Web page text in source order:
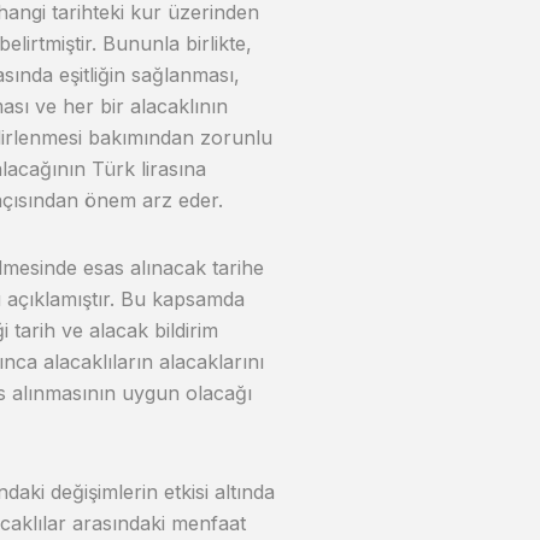
tarihteki kur üzerinden
Bununla birlikte,
eşitliğin sağlanması,
ve her bir alacaklının
bakımından zorunlu
Türk lirasına
önem arz eder.
esas alınacak tarihe
Bu kapsamda
tarih ve alacak bildirim
alacaklıların alacaklarını
uygun olacağı
değişimlerin etkisi altında
arasındaki menfaat